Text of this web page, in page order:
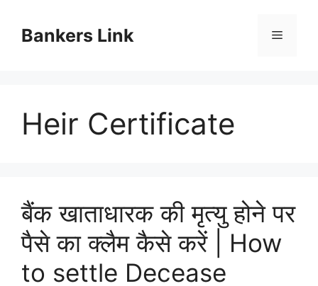
contentBankers Link Menu
Heir Certificate
बैंक खाताधारक की मृत्यु होने पर
पैसे का क्लैम कैसे करें | How
to settle Decease